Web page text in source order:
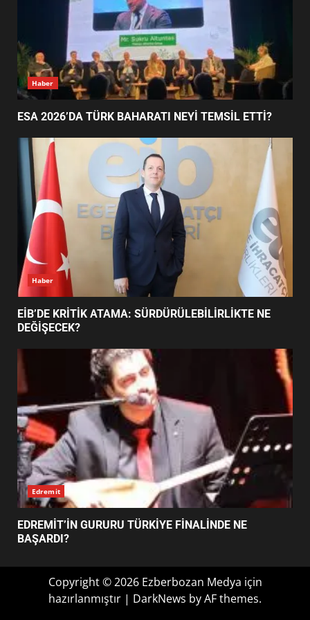
4
EDREMİT’İN GURURU TÜRKİYE
FİNALİNDE NE BAŞARDI?
5
UZATILDI: NE DEĞİŞTİ?
6
BURHANİYE SATRANÇ
TURNUVASI KAYITLARI NEYİ
DEĞİŞTİRİYOR?
BURHANİYE BELEDİYESPOR’DA
YENİ YÖNETİM NASIL
Haber
ESA 2026’DA TÜRK BAHARATI NEYİ TEMSİL ETTİ?
Haber
EİB’DE KRİTİK ATAMA: SÜRDÜRÜLEBİLİRLİKTE NE
DEĞİŞECEK?
Edremit
EDREMİT’İN GURURU TÜRKİYE FİNALİNDE NE
BAŞARDI?
Copyright © 2026 Ezberbozan Medya için
hazırlanmıştır | DarkNews by AF themes.